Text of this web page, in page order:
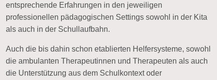
entsprechende Erfahrungen in den jeweiligen
professionellen pädagogischen Settings sowohl in der Kita
als auch in der Schullaufbahn.
Auch die bis dahin schon etablierten Helfersysteme, sowohl
die ambulanten Therapeutinnen und Therapeuten als auch
die Unterstützung aus dem Schulkontext oder